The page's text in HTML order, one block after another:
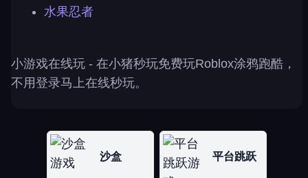
水果忍者
小游戏在线玩 - 在小猪秒玩免费玩Roblox涂鸦跑酷，
不用登录马上在线秒玩。
沙盒 平台跳跃